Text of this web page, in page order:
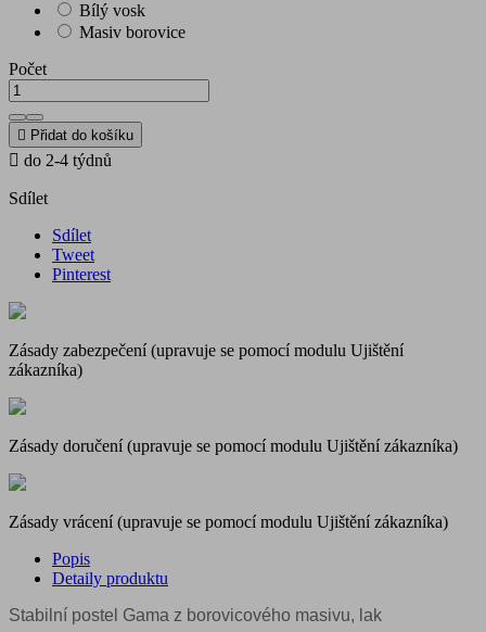
Bílý vosk
Masiv borovice
Počet
 Přidat do košíku
 do 2-4 týdnů
Sdílet
Sdílet
Tweet
Pinterest
Zásady zabezpečení (upravuje se pomocí modulu Ujištění
zákazníka)
Zásady doručení (upravuje se pomocí modulu Ujištění zákazníka)
Zásady vrácení (upravuje se pomocí modulu Ujištění zákazníka)
Popis
Detaily produktu
Stabilní postel Gama z borovicového masivu, lak